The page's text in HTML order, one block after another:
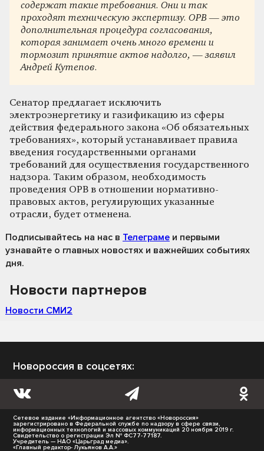
содержат такие требования. Они и так
проходят техническую экспертизу. ОРВ — это
дополнительная процедура согласования,
которая занимает очень много времени и
тормозит принятие актов надолго, — заявил
Андрей Кутепов.
Сенатор предлагает исключить
электроэнергетику и газификацию из сферы
действия федерального закона «Об обязательных
требованиях», который устанавливает правила
введения государственными органами
требований для осуществления государственного
надзора. Таким образом, необходимость
проведения ОРВ в отношении нормативно-
правовых актов, регулирующих указанные
отрасли, будет отменена.
Подписывайтесь на нас в Телеграме и первыми
узнавайте о главных новостях и важнейших событиях
дня.
Новости партнеров
Новости СМИ2
Новороссия в соцсетях:
Сетевое издание «Информационное агентство «Новороссия»
зарегистрировано в Федеральной службе по надзору в сфере связи,
информационных технологий и массовых коммуникаций 20 ноября 2019 г.
Свидетельство о регистрации Эл № ФС77-77187.
Учредитель — НАО «Царьград медиа».
«Главный редактор- Лукьянов А.А.»